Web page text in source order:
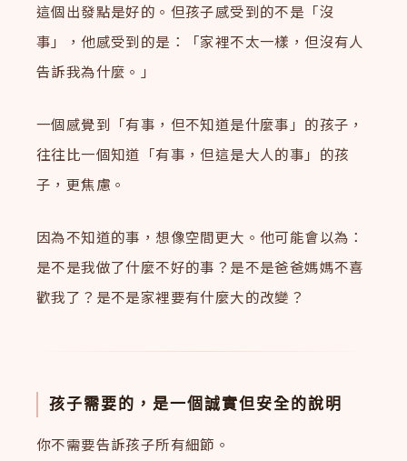
這個出發點是好的。但孩子感受到的不是「沒
事」，他感受到的是：「家裡不太一樣，但沒有人
告訴我為什麼。」
一個感覺到「有事，但不知道是什麼事」的孩子，
往往比一個知道「有事，但這是大人的事」的孩
子，更焦慮。
因為不知道的事，想像空間更大。他可能會以為：
是不是我做了什麼不好的事？是不是爸爸媽媽不喜
歡我了？是不是家裡要有什麼大的改變？
孩子需要的，是一個誠實但安全的說明
你不需要告訴孩子所有細節。